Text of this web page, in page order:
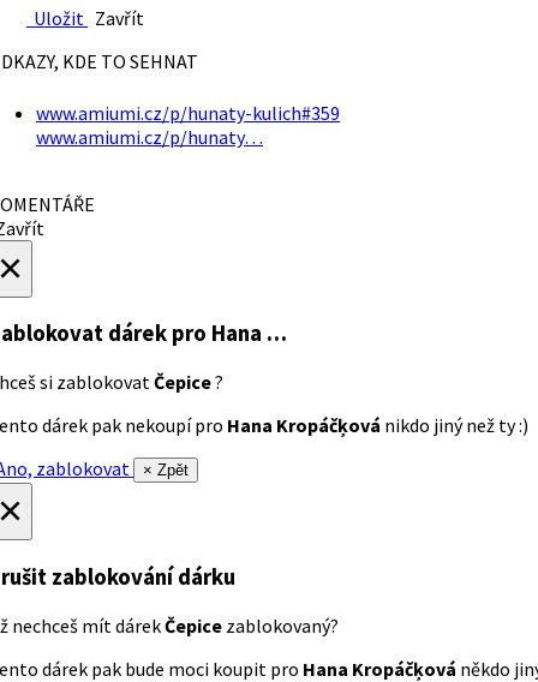
Uložit Zavřít
KDE TO SEHNAT
www.amiumi.cz/p/hunaty-kulich#359
www.amiumi.cz/p/hunaty…
dárek pro Hana …
si zablokovatČepice?
dárek pak nekoupí pro Hana Kropáčķová nikdo jiný než ty :)
zablokovat
× Zpět
zablokování dárku
nechceš mít dárekČepice zablokovaný?
dárek pak bude moci koupit pro Hana Kropáčķová někdo